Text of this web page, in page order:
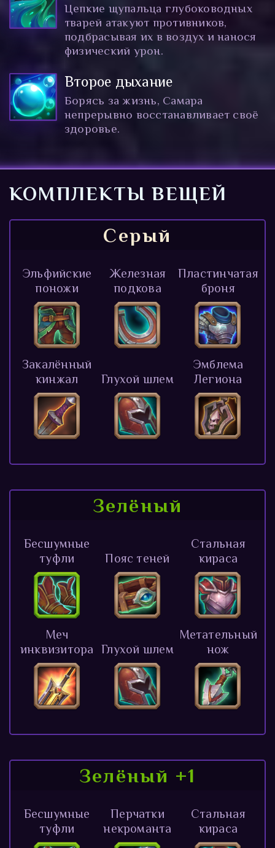
Цепкие щупальца глубоководных
тварей атакуют противников,
подбрасывая их в воздух и нанося
физический урон.
Второе дыхание
Борясь за жизнь, Самара
непрерывно восстанавливает своё
здоровье.
КОМПЛЕКТЫ ВЕЩЕЙ
Серый
Эльфийские
поножи
Железная
подкова
Пластинчатая
броня
Закалённый
кинжал
Глухой шлем
Эмблема
Легиона
Зелёный
Бесшумные
туфли
Пояс теней
Стальная
кираса
Меч
инквизитора
Глухой шлем
Метательный
нож
Зелёный +1
Бесшумные
туфли
Перчатки
некроманта
Стальная
кираса